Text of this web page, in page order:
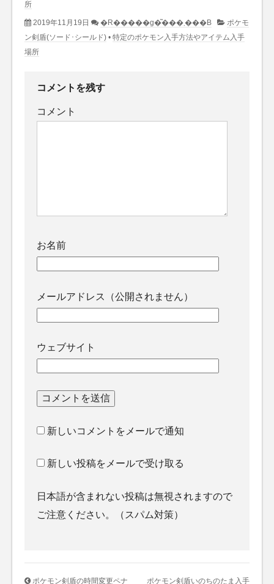
所
2019年11月19日 �R�����g�͂���܂���B
ポケモ
ン剣盾(ソード･シールド) • 特定のポケモン入手方法やアイテム入手
場所
コメントを残す
コメント
お名前
メールアドレス（公開されません）
ウェブサイト
新しいコメントをメールで通知
新しい投稿をメールで受け取る
日本語が含まれない投稿は無視されますので
ご注意ください。（スパム対策）
ポケモン剣盾の時間変更ペナ ポケモン剣盾いのちのたま入手